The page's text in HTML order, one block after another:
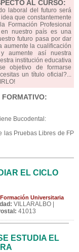
AL CURSO:
laboral del futuro será
que constantemente
Formación Profesional
nuestro país es una
futuro pasa por dar
aumente la cualificación
aumente así nuestra
institución educativa
objetivo de formarse
un título oficial?...
Bucodental:
las Pruebas Libres de FP
EL CICLO
Universitaria
VILLARALBO |
41013
ESTUDIA EL